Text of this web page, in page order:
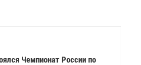
Чемпионат России по